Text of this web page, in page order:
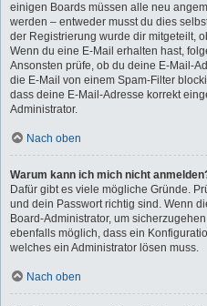
einigen Boards müssen alle neu
werden – entweder musst du dies
der Registrierung wurde dir mitgeteilt,
Wenn du eine E-Mail erhalten hast,
Ansonsten prüfe, ob du deine E-Mail-
die E-Mail von einem Spam-Filter
dass deine E-Mail-Adresse korrekt
Administrator.
Nach oben
Warum kann ich mich nicht
Dafür gibt es viele mögliche Gründe.
und dein Passwort richtig sind. Wenn
Board-Administrator, um
ebenfalls möglich, dass ein
welches ein Administrator lösen muss.
Nach oben